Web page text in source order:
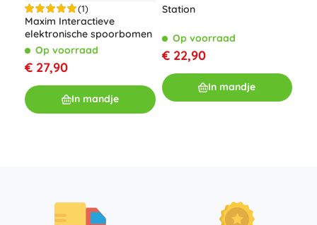
(1)
Maxim Interactieve
elektronische spoorbomen
Op voorraad
€ 27,90
In mandje
Station
Op voorraad
€ 22,90
In mandje